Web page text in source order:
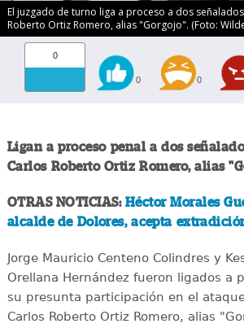
El juzgado de turno liga a proceso a dos
Roberto Ortiz Romero, alias "Gorgojo". (Foto:
0
0 0
Ligan a proceso penal a dos
Carlos Roberto Ortiz Romero, alias
OTRAS NOTICIAS: Héctor Morales
alcalde de Dolores, acepta
Jorge Mauricio Centeno Colindres y
Orellana Hernández fueron ligados a
su presunta participación en el
Carlos Roberto Ortiz Romero, alias